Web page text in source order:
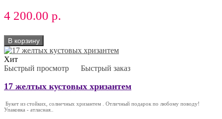
4 200.00 р.
В корзину
Хит
Быстрый просмотр
Быстрый заказ
17 желтых кустовых хризантем
Букет из стойких, солнечных хризантем . Отличный подарок по любому поводу!
Упаковка - атласная..